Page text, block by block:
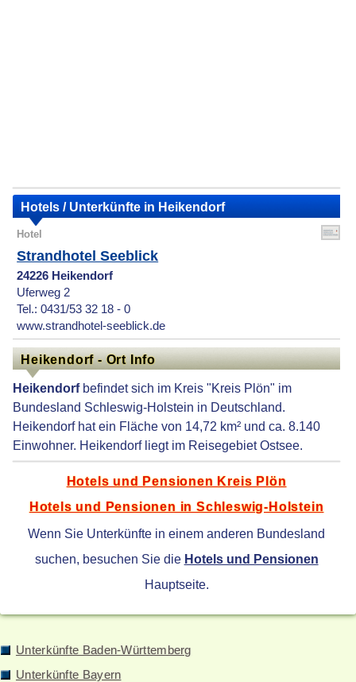
Hotels / Unterkünfte in Heikendorf
Hotel
Strandhotel Seeblick
24226 Heikendorf
Uferweg 2
Tel.: 0431/53 32 18 - 0
www.strandhotel-seeblick.de
Heikendorf - Ort Info
Heikendorfbefindet sich im Kreis "Kreis Plön" im
Bundesland Schleswig-Holstein in Deutschland.
Heikendorf hat ein Fläche von 14,72 km² und ca. 8.140
Einwohner. Heikendorf liegt im Reisegebiet Ostsee.
Hotels und Pensionen Kreis Plön
Hotels und Pensionen in Schleswig-Holstein
Wenn Sie Unterkünfte in einem anderen Bundesland
suchen, besuchen Sie die Hotels und Pensionen
Hauptseite.
Unterkünfte Baden-Württemberg
Unterkünfte Bayern